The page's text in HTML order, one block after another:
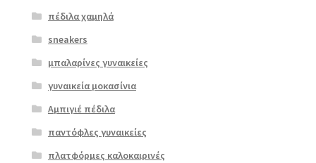
πέδιλα χαμηλά
sneakers
μπαλαρίνες γυναικείες
γυναικεία μοκασίνια
Αμπιγιέ πέδιλα
παντόφλες γυναικείες
πλατφόρμες καλοκαιρινές